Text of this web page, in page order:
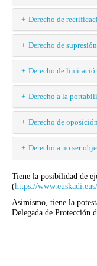
Derecho de
Derecho de
Derecho de
Derecho a la
Derecho de
Derecho a no ser
Tiene la posibilidad de
(https://
Asimismo, tiene la
Delegada de Protección